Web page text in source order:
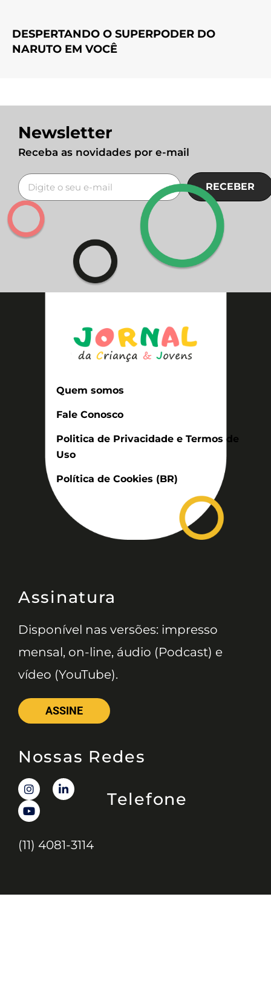
DESPERTANDO O SUPERPODER DO
NARUTO EM VOCÊ
Newsletter
Receba as novidades por e-mail
RECEBER
Quem somos
Fale Conosco
Politica de Privacidade e Termos de
Uso
Política de Cookies (BR)
Assinatura
Disponível nas versões: impresso
mensal, on-line, áudio (Podcast) e
vídeo (YouTube).
ASSINE
Nossas Redes
Telefone
(11) 4081-3114